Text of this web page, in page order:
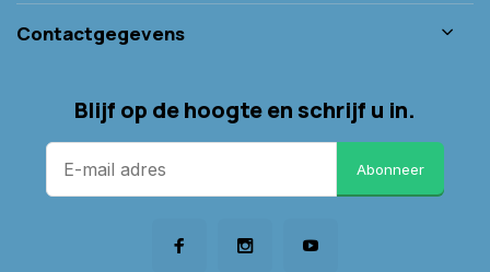
Contactgegevens
Blijf op de hoogte en schrijf u in.
Abonneer